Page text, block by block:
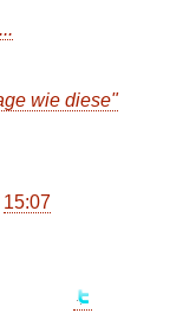
wie diese"
15:07